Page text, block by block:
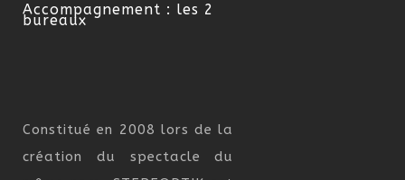
Accompagnement : les 2
bureaux
Constitué en 2008 lors de la
création du spectacle du